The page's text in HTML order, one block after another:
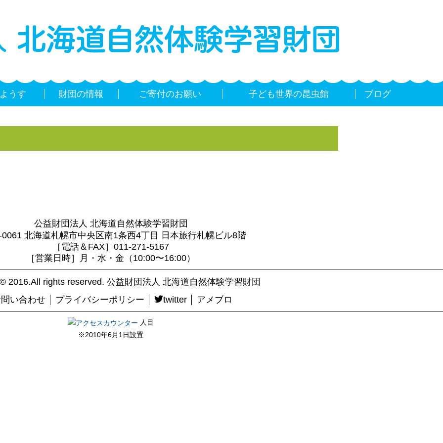
うす 財団の情報 ご寄付のお願い 子ども世界の昆虫館 ブログ
公益財団法人 北海道自然体験学習財団
0061 北海道札幌市中央区南1条西4丁目 日本旅行札幌ビル8階
［電話＆FAX］011-271-5167
［営業日時］月・水・金（10:00〜16:00）
2016.All rights reserved. 公益財団法人 北海道自然体験学習財団
い合わせ
プライバシーポリシー twitter アメブロ
人目
※2010年6月1日設置